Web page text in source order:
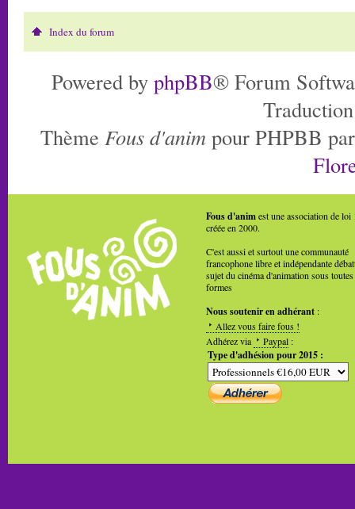
Index du forum
Powered by phpBB® Forum
Thème Fous d'anim pour PHPBB
Fous d'animest une association de loi
créée en 2000.
C'est aussi et surtout une communauté
francophone libre et indépendante
sujet du cinéma d'animation sous toutes
formes
Nous soutenir en adhérant :
Allez vous faire fous !
Adhérez via
Paypal :
Type d'adhésion pour 2015 :